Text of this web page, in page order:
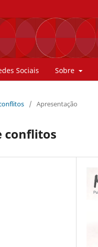
Sociais Sobre
/ Apresentação
conflitos